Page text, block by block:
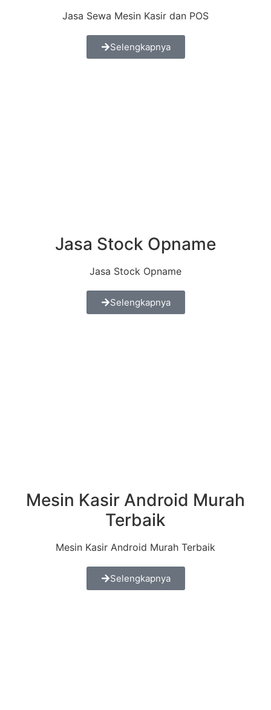
Jasa Sewa Mesin Kasir dan POS
Selengkapnya
Jasa Stock Opname
Jasa Stock Opname
Selengkapnya
Mesin Kasir Android Murah
Terbaik
Mesin Kasir Android Murah Terbaik
Selengkapnya